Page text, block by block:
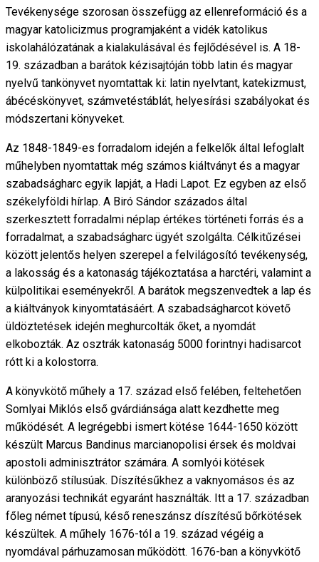
Tevékenysége szorosan összefügg az ellenreformáció és a
magyar katolicizmus programjaként a vidék katolikus
iskolahálózatának a kialakulásával és fejlődésével is. A 18-
19. században a barátok kézisajtóján több latin és magyar
nyelvű tankönyvet nyomtattak ki: latin nyelvtant, katekizmust,
ábécéskönyvet, számvetéstáblát, helyesírási szabályokat és
módszertani könyveket.
Az 1848-1849-es forradalom idején a felkelők által lefoglalt
műhelyben nyomtattak még számos kiáltványt és a magyar
szabadságharc egyik lapját, a Hadi Lapot. Ez egyben az első
székelyföldi hírlap. A Biró Sándor százados által
szerkesztett forradalmi néplap értékes történeti forrás és a
forradalmat, a szabadságharc ügyét szolgálta. Célkitűzései
között jelentős helyen szerepel a felvilágosító tevékenység,
a lakosság és a katonaság tájékoztatása a harctéri, valamint a
külpolitikai eseményekről. A barátok megszenvedtek a lap és
a kiáltványok kinyomtatásáért. A szabadságharcot követő
üldöztetések idején meghurcolták őket, a nyomdát
elkobozták. Az osztrák katonaság 5000 forintnyi hadisarcot
rótt ki a kolostorra.
A könyvkötő műhely a 17. század első felében, feltehetően
Somlyai Miklós első gvárdiánsága alatt kezdhette meg
működését. A legrégebbi ismert kötése 1644-1650 között
készült Marcus Bandinus marcianopolisi érsek és moldvai
apostoli adminisztrátor számára. A somlyói kötések
különböző stílusúak. Díszítésűkhez a vaknyomásos és az
aranyozási technikát egyaránt használták. Itt a 17. században
főleg német típusú, késő reneszánsz díszítésű bőrkötések
készültek. A műhely 1676-tól a 19. század végéig a
nyomdával párhuzamosan működött. 1676-ban a könyvkötő